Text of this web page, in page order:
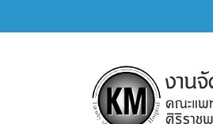
to